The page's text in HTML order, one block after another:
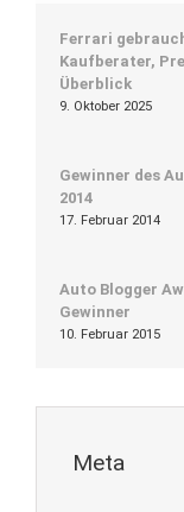
Ferrari
Kaufberater,
Überblick
9. Oktober 2025
Gewinner des
2014
17. Februar 2014
Auto Blogger
Gewinner
10. Februar 2015
Meta